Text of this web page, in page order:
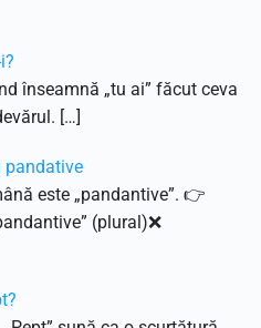
înseamnă „tu ai” făcut ceva
[…]
pandative
este „pandantive”. 👉
(plural)❌